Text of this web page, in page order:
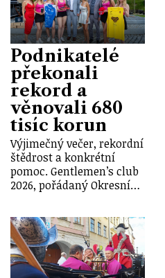
Podnikatelé
překonali
rekord a
věnovali 680
tisíc korun
Výjimečný večer, rekordní
štědrost a konkrétní
pomoc. Gentlemen’s club
2026, pořádaný Okresní…